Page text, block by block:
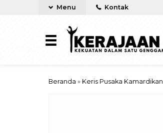
Menu Kontak
Beranda » Keris Pusaka Kamardikan